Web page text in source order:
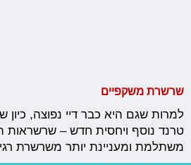
שרשרת משקפיים
למרות שגם היא כבר דיי נפוצה,
טרנד נוסף ויחסית חדש – שרשראות
משתלמת ומעניינת יותר משרשרת